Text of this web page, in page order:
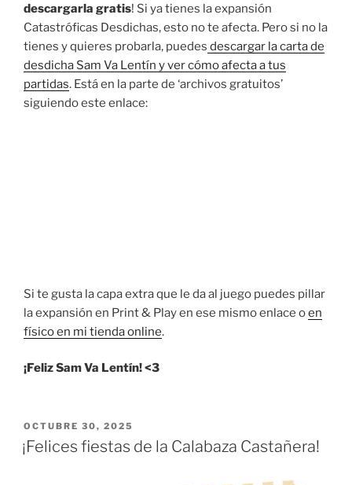
descargarla gratis! Si ya tienes la expansión
Catastróficas Desdichas, esto no te afecta. Pero si no la
tienes y quieres probarla, puedes descargar la carta de
desdicha Sam Va Lentín y ver cómo afecta a tus
partidas. Está en la parte de ‘archivos gratuitos’
siguiendo este enlace:
Si te gusta la capa extra que le da al juego puedes pillar
la expansión en Print & Play en ese mismo enlace oen
físico en mi tienda online.
¡Feliz Sam Va Lentín! <3
PUBLICADO
EL
OCTUBRE 30, 2025
¡Felices fiestas de la Calabaza Castañera!